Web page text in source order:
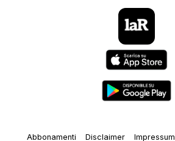
Abbonamenti Disclaimer Impressum